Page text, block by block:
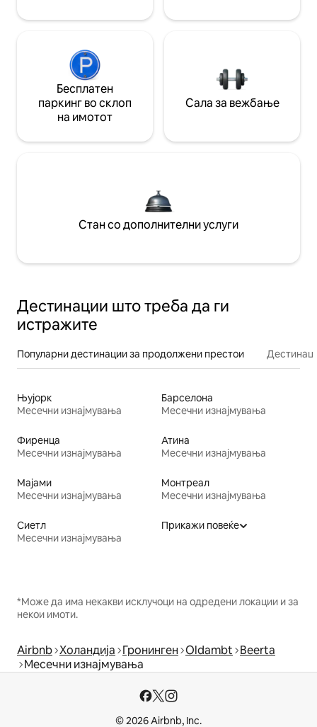
Бесплатен
паркинг во склоп
на имотот
Сала за вежбање
Стан со дополнителни услуги
Дестинации што треба да ги
истражите
Популарни дестинации за продолжени престои
Њујорк
Месечни изнајмувања
Барселона
Месечни изнајмувања
Фиренца
Месечни изнајмувања
Атина
Месечни изнајмувања
Мајами
Месечни изнајмувања
Монтреал
Месечни изнајмувања
Сиетл
Месечни изнајмувања
Прикажи повеќе
*Може да има некакви исклучоци на одредени локации и за
некои имоти.
Airbnb Холандија Гронинген Oldambt Beerta
Месечни изнајмувања
© 2026 Airbnb, Inc.